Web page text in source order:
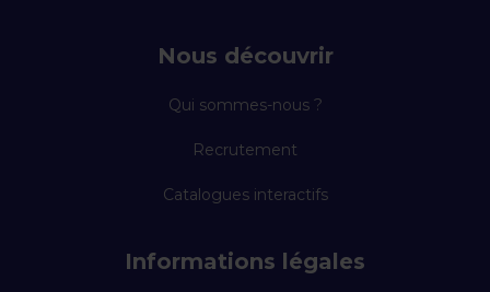
Nous découvrir
Qui sommes-nous ?
Recrutement
Catalogues interactifs
Informations légales